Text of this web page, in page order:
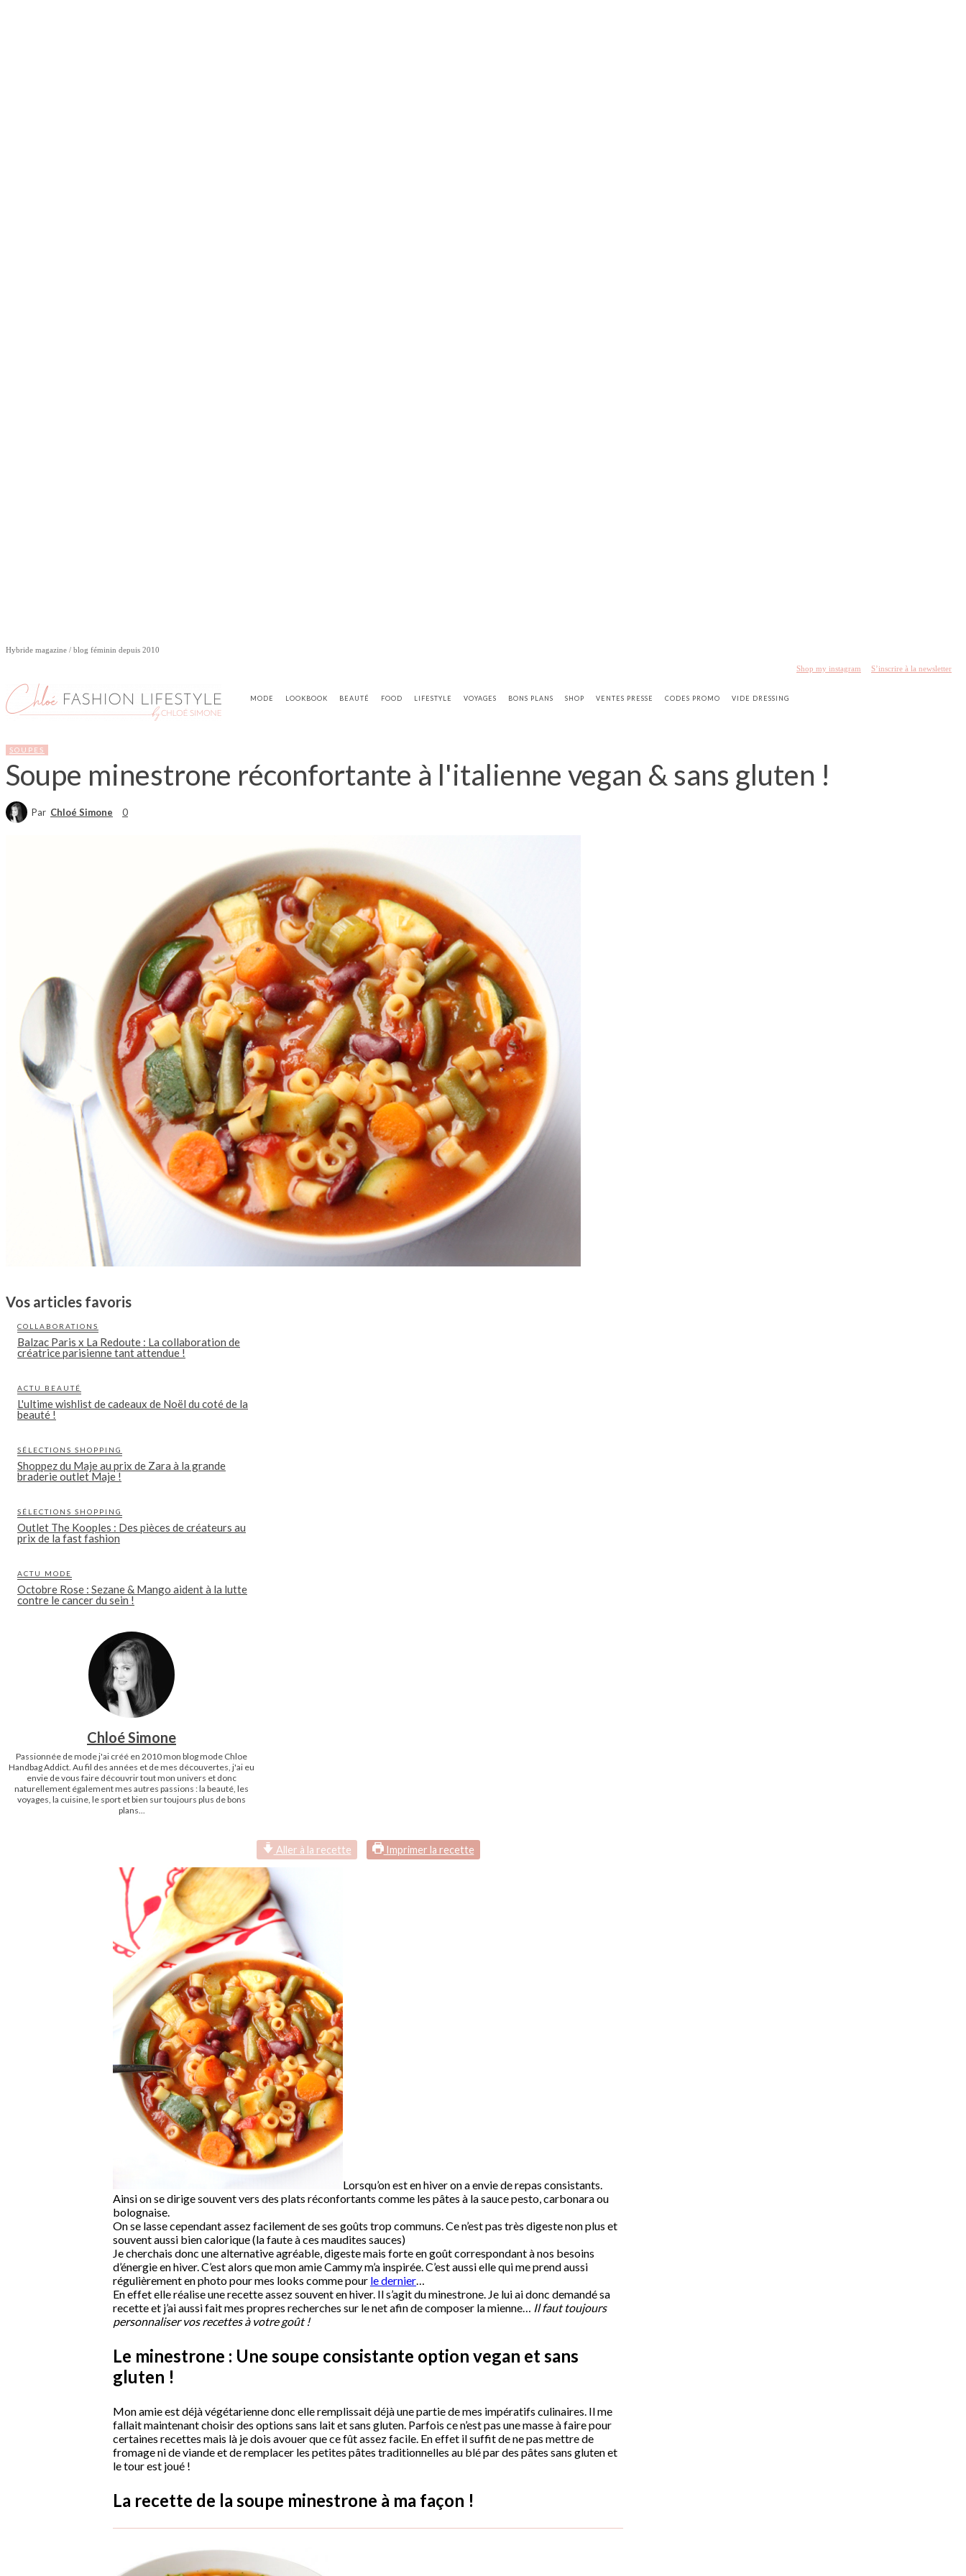
Hybride magazine / blog féminin depuis 2010
Shop my instagram S’inscrire à la newsletter
MODE LOOKBOOK BEAUTÉ FOOD LIFESTYLE VOYAGES BONS PLANS SHOP VENTES PRESSE CODES PROMO VIDE DRESSING
SOUPES
Soupe minestrone réconfortante à l'italienne vegan & sans gluten !
Par Chloé Simone 0
Vos articles favoris
COLLABORATIONS
Balzac Paris x La Redoute : La collaboration de
créatrice parisienne tant attendue !
ACTU BEAUTÉ
L'ultime wishlist de cadeaux de Noël du coté de la
beauté !
SÉLECTIONS SHOPPING
Shoppez du Maje au prix de Zara à la grande
braderie outlet Maje !
SÉLECTIONS SHOPPING
Outlet The Kooples : Des pièces de créateurs au
prix de la fast fashion
ACTU MODE
Octobre Rose : Sezane & Mango aident à la lutte
contre le cancer du sein !
Chloé Simone
Passionnée de mode j'ai créé en 2010 mon blog mode Chloe
Handbag Addict. Au fil des années et de mes découvertes, j'ai eu
envie de vous faire découvrir tout mon univers et donc
naturellement également mes autres passions : la beauté, les
voyages, la cuisine, le sport et bien sur toujours plus de bons
plans...
Aller à la recette Imprimer la recette
Lorsqu’on est en hiver on a envie de repas consistants.
Ainsi on se dirige souvent vers des plats réconfortants comme les pâtes à la sauce pesto, carbonara ou
bolognaise.
On se lasse cependant assez facilement de ses goûts trop communs. Ce n’est pas très digeste non plus et
souvent aussi bien calorique (la faute à ces maudites sauces)
Je cherchais donc une alternative agréable, digeste mais forte en goût correspondant à nos besoins
d’énergie en hiver. C’est alors que mon amie Cammy m’a inspirée. C’est aussi elle qui me prend aussi
régulièrement en photo pour mes looks comme pour le dernier…
En effet elle réalise une recette assez souvent en hiver. Il s’agit du minestrone. Je lui ai donc demandé sa
recette et j’ai aussi fait mes propres recherches sur le net afin de composer la mienne… Il faut toujours
personnaliser vos recettes à votre goût !
Le minestrone : Une soupe consistante option vegan et sans
gluten !
Mon amie est déjà végétarienne donc elle remplissait déjà une partie de mes impératifs culinaires. Il me
fallait maintenant choisir des options sans lait et sans gluten. Parfois ce n’est pas une masse à faire pour
certaines recettes mais là je dois avouer que ce fût assez facile. En effet il suffit de ne pas mettre de
fromage ni de viande et de remplacer les petites pâtes traditionnelles au blé par des pâtes sans gluten et
le tour est joué !
La recette de la soupe minestrone à ma façon !